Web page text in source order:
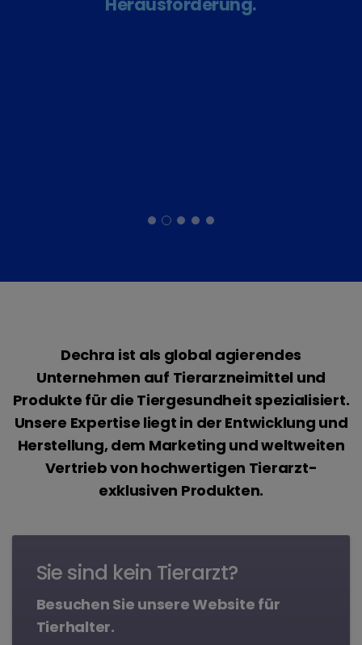
Dechra ist als global agierendes
Unternehmen auf Tierarzneimittel und
Produkte für die Tiergesundheit spezialisiert.
Unsere Expertise liegt in der Entwicklung und
Herstellung, dem Marketing und weltweiten
Vertrieb von hochwertigen Tierarzt-
exklusiven Produkten.
Sie sind kein Tierarzt?
Besuchen Sie unsere Website für
Tierhalter.